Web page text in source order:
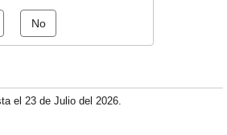
No
el 23 de Julio del 2026.